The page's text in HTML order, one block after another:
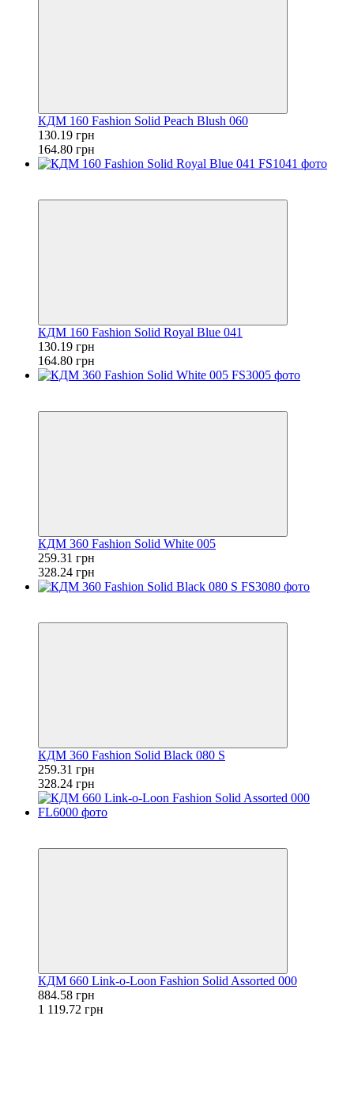
КДМ 160 Fashion Solid Peach Blush 060
130.19 грн
164.80 грн
КДМ 160 Fashion Solid Royal Blue 041
130.19 грн
164.80 грн
КДМ 360 Fashion Solid White 005
259.31 грн
328.24 грн
КДМ 360 Fashion Solid Black 080 S
259.31 грн
328.24 грн
КДМ 660 Link-o-Loon Fashion Solid Assorted 000
884.58 грн
1 119.72 грн